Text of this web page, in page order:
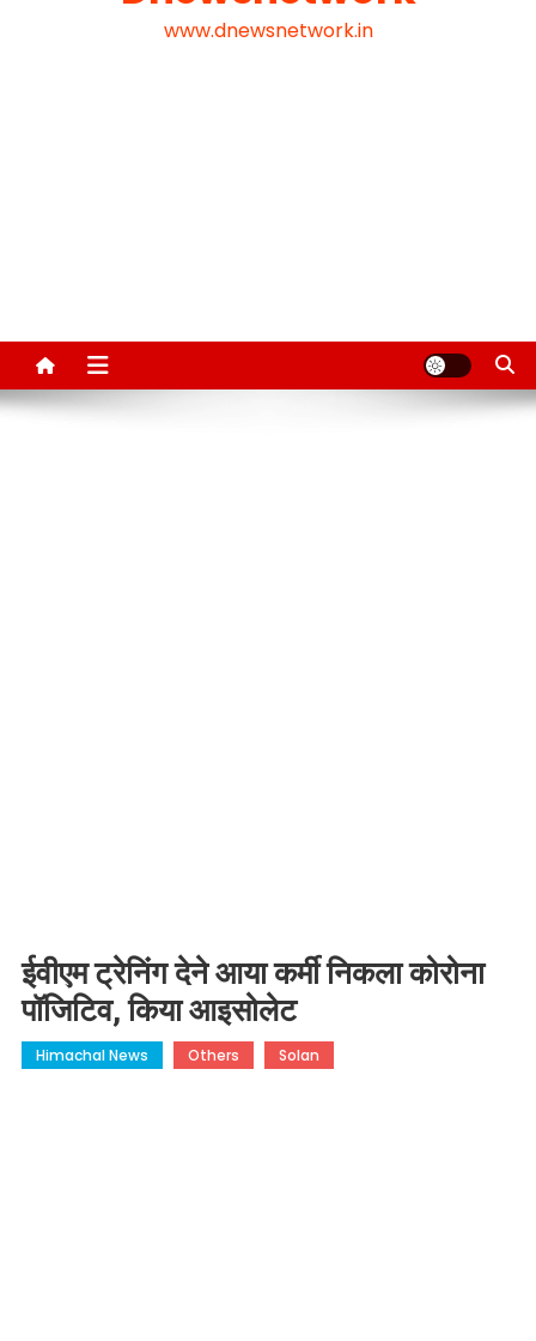
www.dnewsnetwork.in
ईवीएम ट्रेनिंग देने आया कर्मी निकला कोरोना
पॉजिटिव, किया आइसोलेट
Himachal News Others Solan